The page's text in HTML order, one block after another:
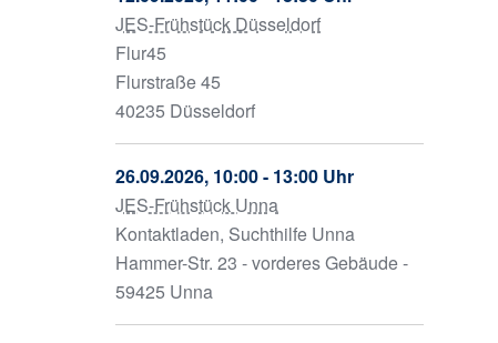
JES-Frühstück Düsseldorf
Flur45
Flurstraße 45
40235 Düsseldorf
26.09.2026, 10:00 - 13:00 Uhr
JES-Frühstück Unna
Kontaktladen, Suchthilfe Unna
Hammer-Str. 23 - vorderes Gebäude -
59425 Unna